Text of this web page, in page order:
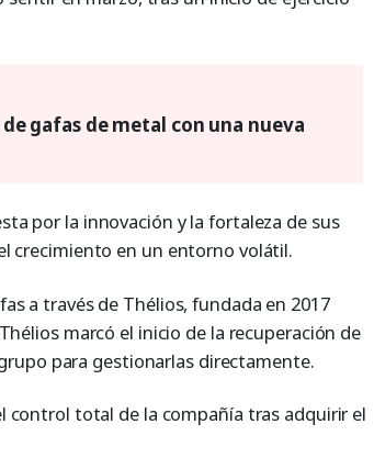
gafas de metal con una nueva
por la innovación y la fortaleza de sus
crecimiento en un entorno volátil.
a través de Thélios, fundada en 2017
marcó el inicio de la recuperación de
para gestionarlas directamente.
control total de la compañía tras adquirir el